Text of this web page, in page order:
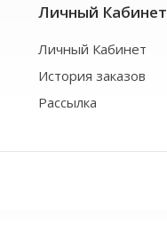
Личный Кабинет
Личный Кабинет
История заказов
Рассылка